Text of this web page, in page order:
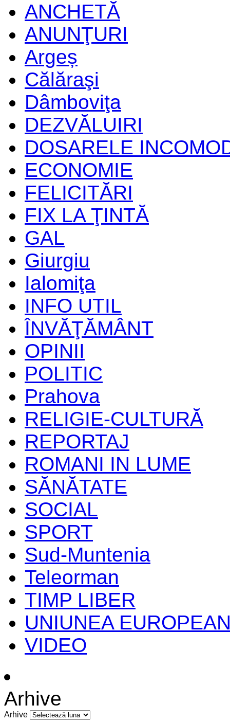
ANCHETĂ
ANUNŢURI
Argeș
Călăraşi
Dâmboviţa
DEZVĂLUIRI
DOSARELE
ECONOMIE
FELICITĂRI
FIX LA ŢINTĂ
GAL
Giurgiu
Ialomiţa
INFO UTIL
ÎNVĂŢĂMÂNT
OPINII
POLITIC
Prahova
RELIGIE-CULTURĂ
REPORTAJ
ROMANI IN LUME
SĂNĂTATE
SOCIAL
SPORT
Sud-Muntenia
Teleorman
TIMP LIBER
UNIUNEA
VIDEO
Arhive
Arhive